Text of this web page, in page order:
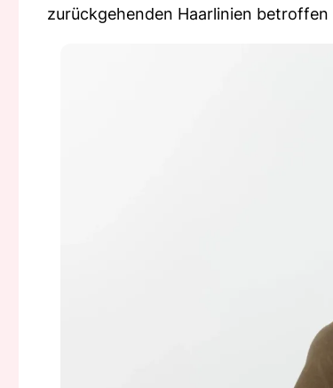
zurückgehenden Haarlinien